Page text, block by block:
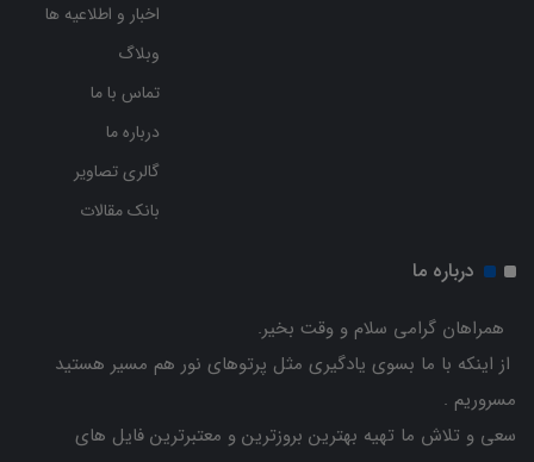
اخبار و اطلاعیه ها
وبلاگ
تماس با ما
درباره ما
گالری تصاویر
بانک مقالات
درباره ما
همراهان گرامی سلام و وقت بخیر.
از اینکه با ما بسوی یادگیری مثل پرتوهای نور هم مسیر هستید
مسروریم .
سعی و تلاش ما تهیه بهترین بروزترین و معتبرترین فایل های